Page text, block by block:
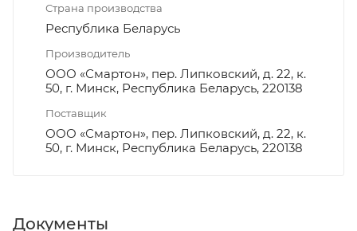
Страна производства
Республика Беларусь
Производитель
ООО «Смартон», пер. Липковский, д. 22, к.
50, г. Минск, Республика Беларусь, 220138
Поставщик
ООО «Смартон», пер. Липковский, д. 22, к.
50, г. Минск, Республика Беларусь, 220138
Документы